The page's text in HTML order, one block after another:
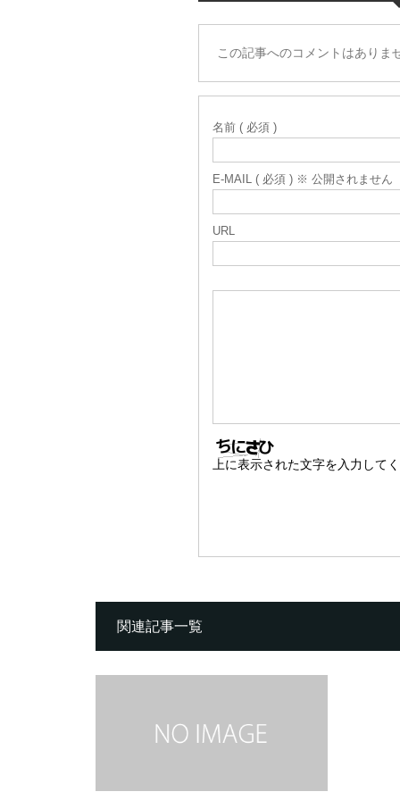
この記事へのコメントはありま
名前 ( 必須 )
E-MAIL ( 必須 ) ※ 公開されません
URL
上に表示された文字を入力して
関連記事一覧